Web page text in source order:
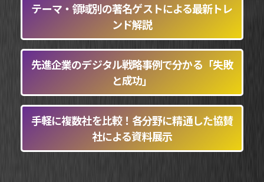
テーマ・領域別の著名ゲストによる最新トレ
ンド解説
先進企業のデジタル戦略事例で分かる 「失敗
と成功」
手軽に複数社を比較！ 各分野に精通した協賛
社による資料展示